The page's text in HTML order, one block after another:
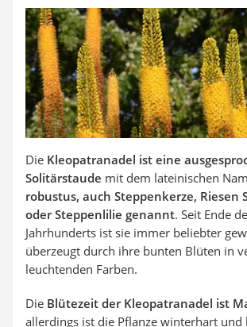
Die Kleopatranadel ist eine
Solitärstaude mit dem lateinischen
robustus, auch Steppenkerze, Riesen
oder Steppenlilie genannt. Seit Ende
Jahrhunderts ist sie immer beliebter
überzeugt durch ihre bunten Blüten in
leuchtenden Farben.
Die Blütezeit der Kleopatranadel ist
allerdings ist die Pflanze winterhart und